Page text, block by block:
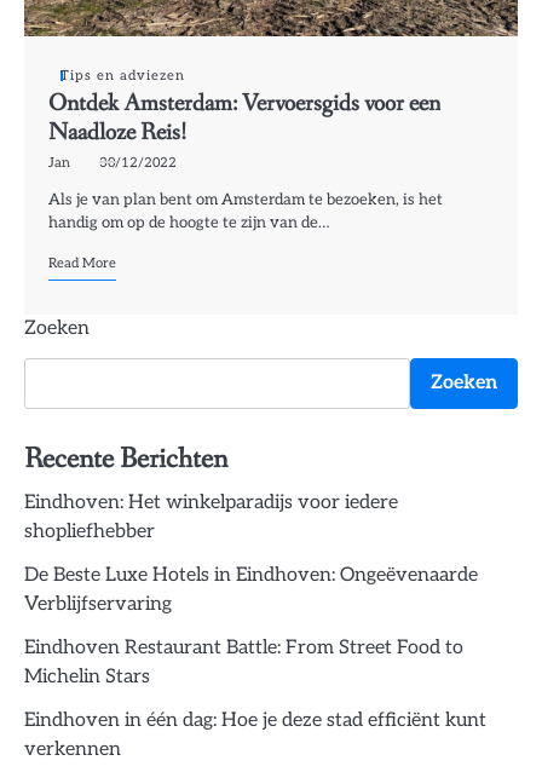
Tips en adviezen
Ontdek Amsterdam: Vervoersgids voor een
Naadloze Reis!
Jan 30/12/2022
Als je van plan bent om Amsterdam te bezoeken, is het
handig om op de hoogte te zijn van de…
Read More
Zoeken
Zoeken
Recente Berichten
Eindhoven: Het winkelparadijs voor iedere
shopliefhebber
De Beste Luxe Hotels in Eindhoven: Ongeëvenaarde
Verblijfservaring
Eindhoven Restaurant Battle: From Street Food to
Michelin Stars
Eindhoven in één dag: Hoe je deze stad efficiënt kunt
verkennen